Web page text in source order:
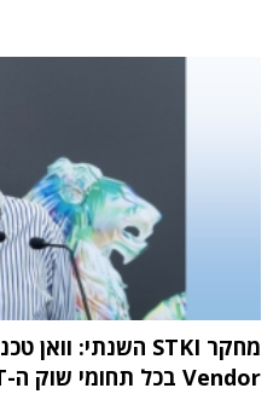
Vendor בכל תחומי שוק ה-IT